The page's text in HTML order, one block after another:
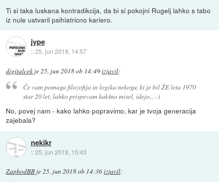
Ti si taka luskana kontradikcija, da bi si pokojni Rugelj lahko s tabo
iz nule ustvaril psihiatricno kariero.
jype
::25. jun 2018, 14:57
digitalcek je25. jun 2018 ob 14:49izjavil:
Če vam pomaga filozofija in logika nekoga, ki je bil ŽE leta 1970
star 20 let, lahko prispevam kakšno misel, idejo... :)
No, povej nam - kako lahko popravimo, kar je tvoja generacija
zajebala?
nekikr
::25. jun 2018, 15:43
ZaphodBB je25. jun 2018 ob 14:36izjavil: